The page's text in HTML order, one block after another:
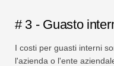
# 3 - Guasto
I costi per guasti interni
l'azienda o l'ente